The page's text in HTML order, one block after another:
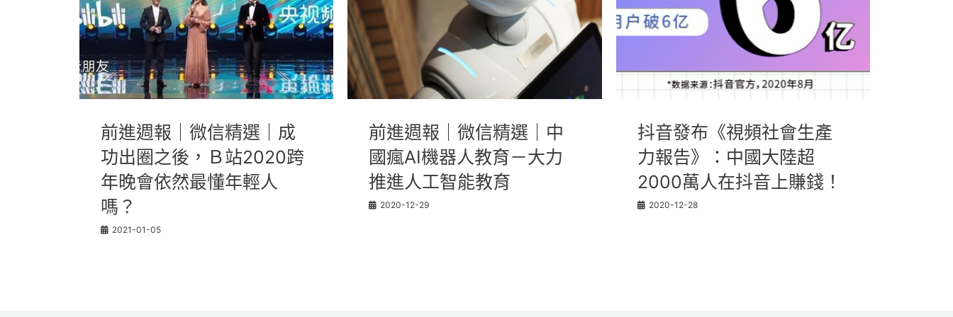
前進週報｜微信精選｜成
功出圈之後，Ｂ站2020跨
年晚會依然最懂年輕人
嗎？
2021-01-05
前進週報｜微信精選｜中
國瘋AI機器人教育－大力
推進人工智能教育
2020-12-29
抖音發布《視頻社會生產
力報告》：中國大陸超
2000萬人在抖音上賺錢！
2020-12-28